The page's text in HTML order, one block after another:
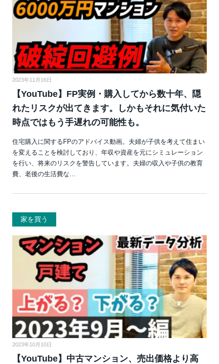
2023年11月16日
【YouTube】FP実例・購入してから数十年、隠
れたリスクが出てきます。しかもそれに気付いた
時点ではもう手遅れの可能性も。
住宅購入に関するFPのアドバイス動画。夫婦が子供を考えて住まい
を変えることを検討しており、年収や資産を元にシミュレーション
を行い、将来のリスクを警告しています。夫婦の収入や子供の教育
費、老後の生活費な…
家を買う
2023年10月10日
【YouTube】中古マンション、売出価格より高